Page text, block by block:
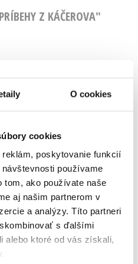
O cookies
cookies
poskytovanie funkcií
používame
tom, ako používate naše
aj našim partnerom v
a analýzy. Títo partneri
s ďalšími
alebo ktoré od vás získali,
Z KÁČEROVA"
- Kuchařka
svišťů
€
Kačeří